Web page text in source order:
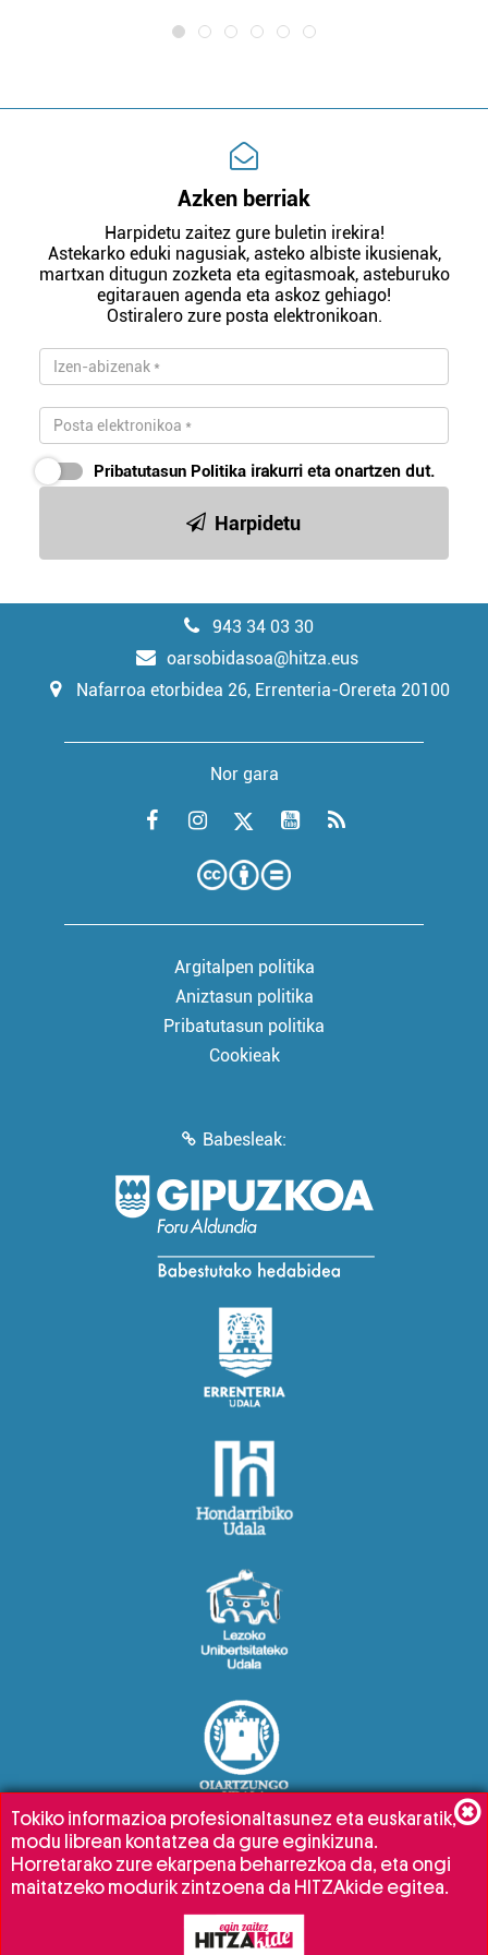
Azken berriak
Harpidetu zaitez gure buletin irekira!
Astekarko eduki nagusiak, asteko albiste ikusienak,
martxan ditugun zozketa eta egitasmoak, asteburuko
egitarauen agenda eta askoz gehiago!
Ostiralero zure posta elektronikoan.
Pribatutasun Politika irakurri eta onartzen dut.
Harpidetu
943 34 03 30
oarsobidasoa@hitza.eus
Nafarroa etorbidea 26, Errenteria-Orereta 20100
Nor gara
Argitalpen politika
Aniztasun politika
Pribatutasun politika
Cookieak
Babesleak:
Tokiko informazioa profesionaltasunez eta euskaratik,
modu librean kontatzea da gure eginkizuna.
Horretarako zure ekarpena beharrezkoa da, eta ongi
maitatzeko modurik zintzoena da HITZAkide egitea.